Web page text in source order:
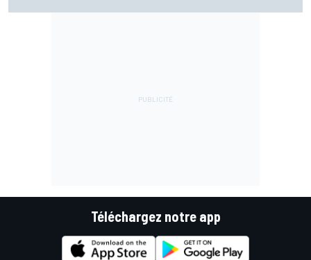
Téléchargez notre app